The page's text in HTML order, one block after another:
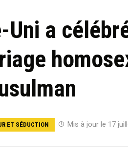
Uni a
ET SÉDUCTION Mis à jour le 17